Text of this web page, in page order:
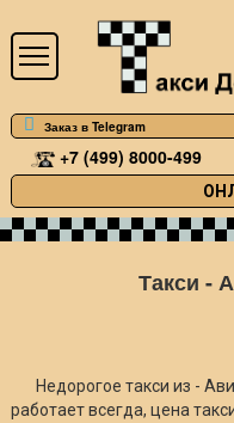
Заказ в Telegram
+7 (499) 8000-499
Такси -
Недорогое такси из -
работает всегда, цена